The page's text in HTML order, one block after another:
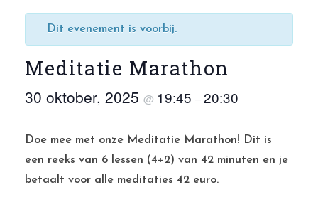
Dit evenement is voorbij.
Meditatie Marathon
30 oktober, 2025 @ 19:45 –20:30
Doe mee met onze Meditatie Marathon! Dit is
een reeks van 6 lessen (4+2) van 42 minuten en je
betaalt voor alle meditaties 42 euro.